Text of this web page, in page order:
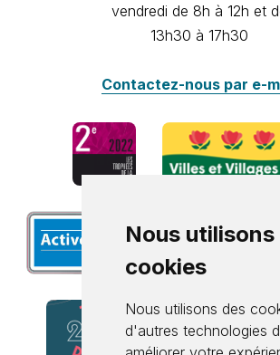
Nous utilisons
cookies
Nous utilisons des
d'autres technologies
vendredi de 8h à 12h et
13h30 à 17h30
Contactez-nous par e-